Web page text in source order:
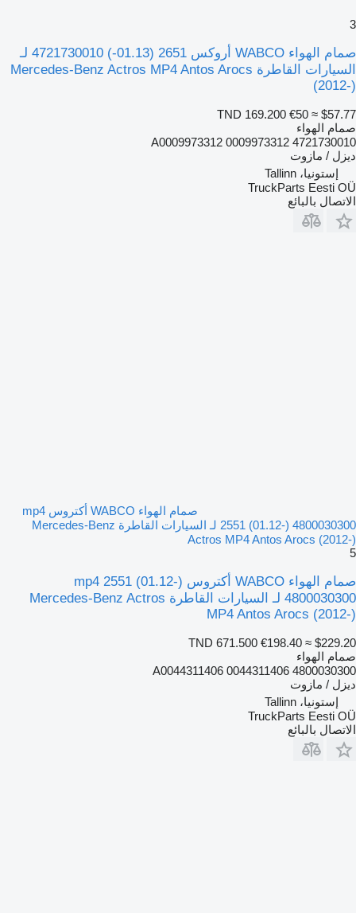
3
صمام الهواء WABCO أروكس 2651 (01.13-) 4721730010 لـ
السيارات القاطرة Mercedes-Benz Actros MP4 Antos Arocs
(2012-)
TND 169.200 €50 ≈ $57.77
صمام الهواء
4721730010 A0009973312 0009973312
ديزل / مازوت
إستونيا، Tallinn
TruckParts Eesti OÜ
الاتصال بالبائع
صمام الهواء WABCO أكتروس mp4
2551 (01.12-) 4800030300 لـ السيارات القاطرة Mercedes-Benz
Actros MP4 Antos Arocs (2012-)
5
صمام الهواء WABCO أكتروس mp4 2551 (01.12-)
4800030300 لـ السيارات القاطرة Mercedes-Benz Actros
MP4 Antos Arocs (2012-)
TND 671.500 €198.40 ≈ $229.20
صمام الهواء
4800030300 0044311406 A0044311406
ديزل / مازوت
إستونيا، Tallinn
TruckParts Eesti OÜ
الاتصال بالبائع